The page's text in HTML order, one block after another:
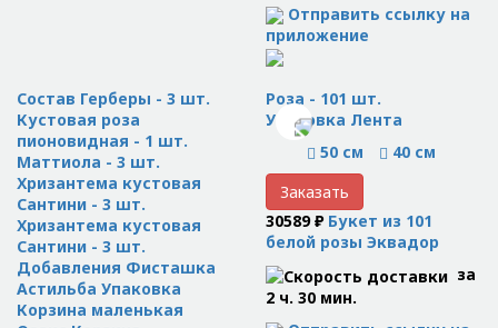
Отправить ссылку на
приложение
Состав Герберы - 3 шт.
Кустовая роза
пионовидная - 1 шт.
Маттиола - 3 шт.
Хризантема кустовая
Сантини - 3 шт.
Хризантема кустовая
Сантини - 3 шт.
Добавления Фисташка
Астильба Упаковка
Корзина маленькая
Роза - 101 шт.
Упаковка Лента
50 см
40 см
Заказать
30589 ₽ Букет из 101
белой розы Эквадор
за
2 ч. 30 мин.